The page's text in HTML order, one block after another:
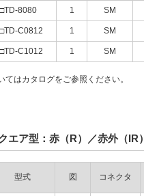
□TD-8080 1 SM
□TD-C0812 1 SM
□TD-C1012 1 SM
はカタログをご参照ください。
エア型：赤（R）／赤外（IR）
型式 図 コネクタ